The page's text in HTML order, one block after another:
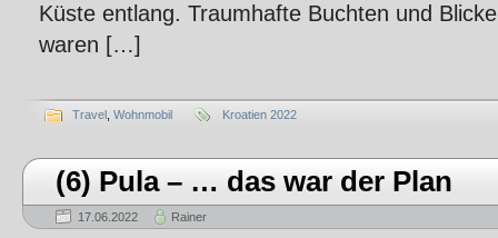
Küste entlang. Traumhafte Buchten und
waren […]
Travel Wohnmobil Kroatien 2022
(6) Pula – … das war der Plan
17.06.2022 Rainer